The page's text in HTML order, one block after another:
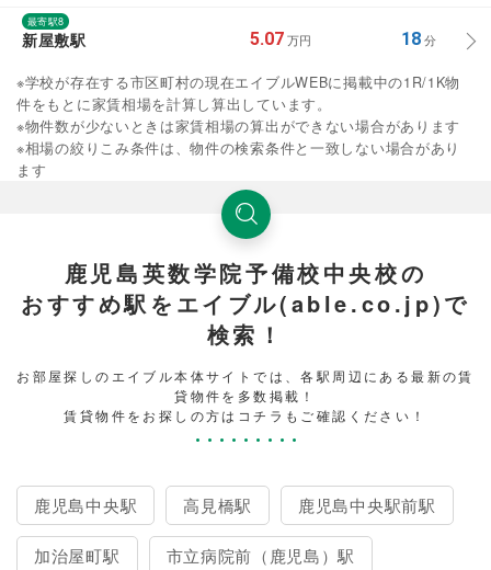
最寄駅8
新屋敷駅 5.07 万円 18分
※学校が存在する市区町村の現在エイブルWEBに掲載中の1R/1K物
件をもとに家賃相場を計算し算出しています。
※物件数が少ないときは家賃相場の算出ができない場合があります
※相場の絞りこみ条件は、物件の検索条件と一致しない場合があり
ます
鹿児島英数学院予備校中央校の
おすすめ駅をエイブル(able.co.jp)で
検索！
お部屋探しのエイブル本体サイトでは、各駅周辺にある最新の賃
貸物件を多数掲載！
賃貸物件をお探しの方はコチラもご確認ください！
鹿児島中央駅 高見橋駅 鹿児島中央駅前駅
加治屋町駅 市立病院前（鹿児島）駅